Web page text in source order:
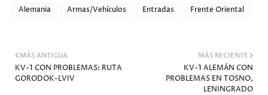
Alemania Armas/Vehículos Entradas Frente Oriental
MÁS RECIENTE
KV-1 ALEMÁN CON
PROBLEMAS EN TOSNO,
LENINGRADO
MÁS ANTIGUA
KV-1 CON PROBLEMAS: RUTA
GORODOK-LVIV